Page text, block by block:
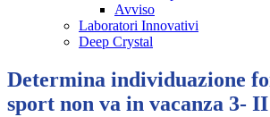
Avviso
Laboratori Innovativi
Deep Crystal
Determina individuazione
sport non va in vacanza 3-